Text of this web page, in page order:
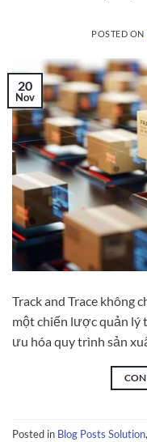
POSTED ON
20
Nov
Track and Trace không
một chiến lược quản lý
ưu hóa quy trình sản
Posted in Blog Posts Solution,